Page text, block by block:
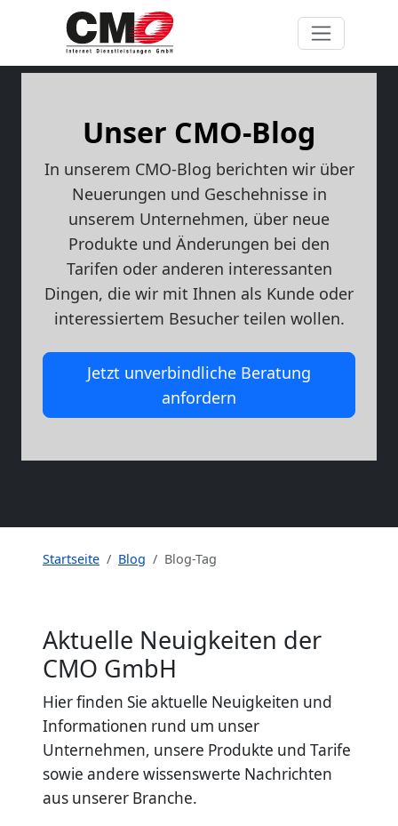
Unser CMO-Blog
In unserem CMO-Blog berichten wir über
Neuerungen und Geschehnisse in
unserem Unternehmen, über neue
Produkte und Änderungen bei den
Tarifen oder anderen interessanten
Dingen, die wir mit Ihnen als Kunde oder
interessiertem Besucher teilen wollen.
Jetzt unverbindliche Beratung
anfordern
Startseite Blog Blog-Tag
Aktuelle Neuigkeiten der
CMO GmbH
Hier finden Sie aktuelle Neuigkeiten und
Informationen rund um unser
Unternehmen, unsere Produkte und Tarife
sowie andere wissenswerte Nachrichten
aus unserer Branche.